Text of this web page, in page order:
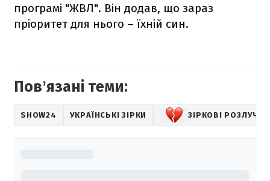
програмі "ЖВЛ". Він додав, що зараз
пріоритет для нього – їхній син.
Повʼязані теми:
SHOW24 УКРАЇНСЬКІ ЗІРКИ ЗІРКОВІ